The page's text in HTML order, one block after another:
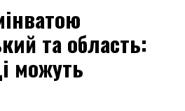
та область:
можуть